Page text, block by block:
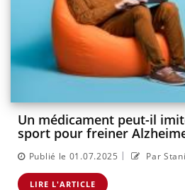
Un médicament peut-il
sport pour freiner
Publié le 01.07.2025 | Par
LIRE L'ARTICLE